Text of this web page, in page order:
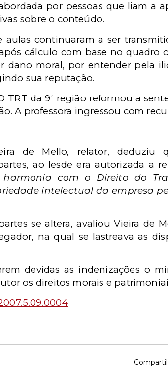
por pessoas que liam a
sobre o conteúdo.
aulas continuaram a ser
cálculo com base no quadro
dano moral, por entender pela
sua reputação.
TRT da 9ª região reformou a
A professora ingressou com
de Mello, relator, deduziu
ao Iesde era autorizada a
com o Direito do
intelectual da empresa
se altera, avaliou Vieira de
na qual se lastreava as
devidas as indenizações o
os direitos morais e